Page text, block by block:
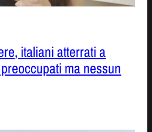
italiani atterrati a
ma nessun